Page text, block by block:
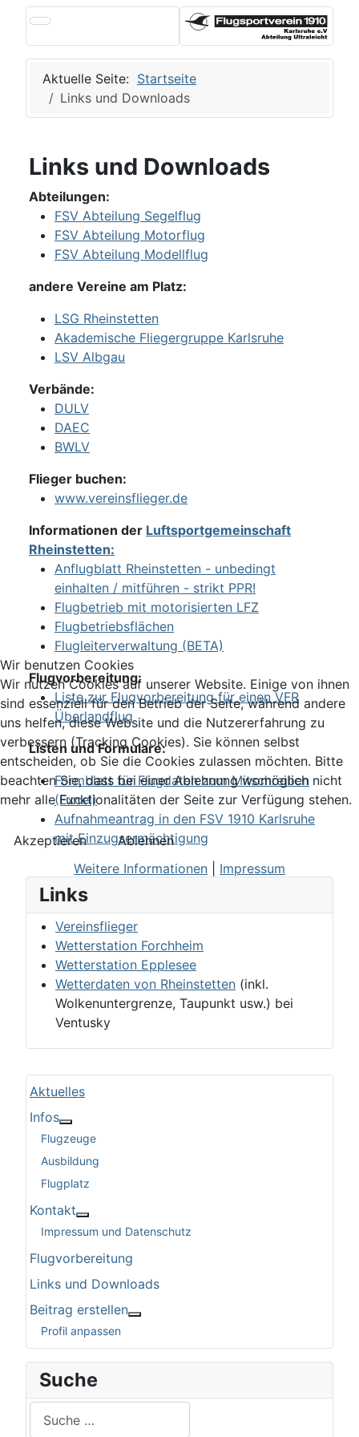
Aktuelle Seite: Startseite
Links und Downloads
Aktuelles
Infos
Flugzeuge
Ausbildung
Flugplatz
Kontakt
More about: Kontakt
Impressum und Datenschutz
Flugvorbereitung
Links und Downloads
Beitrag erstellen
Profil anpassen
Suche
Links und Downloads
Abteilungen:
FSV Abteilung Segelflug
FSV Abteilung Motorflug
FSV Abteilung Modellflug
andere Vereine am Platz:
LSG Rheinstetten
Akademische Fliegergruppe Karlsruhe
LSV Albgau
Verbände:
DULV
DAEC
BWLV
Flieger buchen:
www.vereinsflieger.de
Informationen der Luftsportgemeinschaft
Rheinstetten:
Anflugblatt Rheinstetten - unbedingt
einhalten / mitführen - strikt PPR!
Flugbetrieb mit motorisierten LFZ
Flugbetriebsflächen
Flugleiterverwaltung (BETA)
Flugvorbereitung:
Liste zur Flugvorbereitung für einen VFR
Überlandflug
Listen und Formulare:
Formblatt für Flugdaten zum Mitschreiben
(Excel)
Aufnahmeantrag in den FSV 1910 Karlsruhe
mit Einzugsermächtigung
Links
Vereinsflieger
Wetterstation Forchheim
Wetterstation Epplesee
Wetterdaten von Rheinstetten (inkl.
Wolkenuntergrenze, Taupunkt usw.) bei
Ventusky
Wir benutzen Cookies
Wir nutzen Cookies auf unserer Website. Einige von ihnen
sind essenziell für den Betrieb der Seite, während andere
uns helfen, diese Website und die Nutzererfahrung zu
verbessern (Tracking Cookies). Sie können selbst
entscheiden, ob Sie die Cookies zulassen möchten. Bitte
beachten Sie, dass bei einer Ablehnung womöglich nicht
mehr alle Funktionalitäten der Seite zur Verfügung stehen.
Akzeptieren
Ablehnen
Weitere Informationen
Impressum